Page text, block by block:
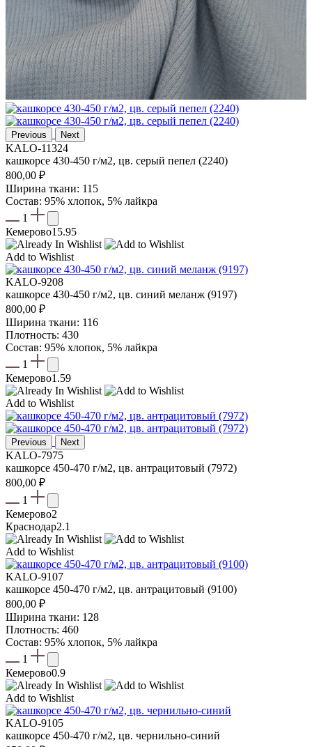
Previous Next
KALO-11324
кашкорсе 430-450 г/м2, цв. серый пепел (2240)
800,00 ₽
Ширина ткани: 115
Состав: 95% хлопок, 5% лайкра
1
Кемерово15.95
Add to Wishlist
KALO-9208
кашкорсе 430-450 г/м2, цв. синий меланж (9197)
800,00 ₽
Ширина ткани: 116
Плотность: 430
Состав: 95% хлопок, 5% лайкра
1
Кемерово1.59
Add to Wishlist
Previous Next
KALO-7975
кашкорсе 450-470 г/м2, цв. антрацитовый (7972)
800,00 ₽
1
Кемерово2
Краснодар2.1
Add to Wishlist
KALO-9107
кашкорсе 450-470 г/м2, цв. антрацитовый (9100)
800,00 ₽
Ширина ткани: 128
Плотность: 460
Состав: 95% хлопок, 5% лайкра
1
Кемерово0.9
Add to Wishlist
KALO-9105
кашкорсе 450-470 г/м2, цв. чернильно-синий